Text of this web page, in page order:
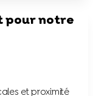
pour notre
et proximité